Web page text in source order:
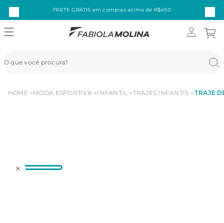
FRETE GRÁTIS em compras acima de R$450
HOME MODA ESPORTIVA INFANTIL TRAJES INFANTIS TRAJE